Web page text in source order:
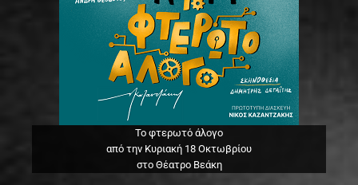
Το φτερωτό άλογο
από την Κυριακή 18 Οκτωβρίου
στο Θέατρο Βεάκη